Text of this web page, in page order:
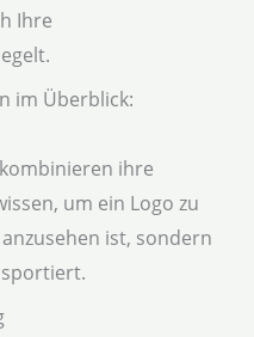
Ihre
im Überblick:
ihre
um ein Logo zu
ist, sondern